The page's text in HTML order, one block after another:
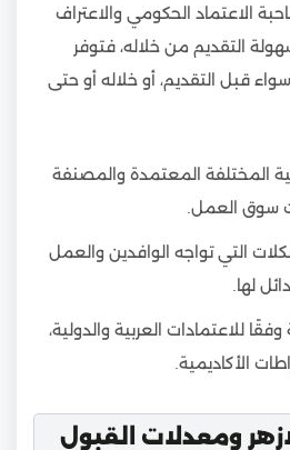
الاعتماد الحكومي والاعتراف
التقديم من خلاله، فتوفر
سواء قبل التقديم، أو خلاله أو حتى
المختلفة المعتمدة والمصنفة
سوق العمل.
التي تواجه الوافدين والعمل
لها.
وفقًا للاعتمادات العربية والدولية،
الأكاديمية.
ومعدلات القبول